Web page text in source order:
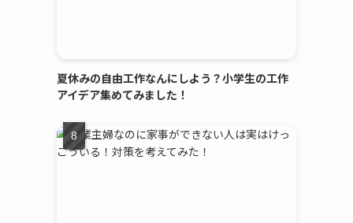
夏休みの自由工作なんにしよう？小学生の工作
アイデア集めてみました！